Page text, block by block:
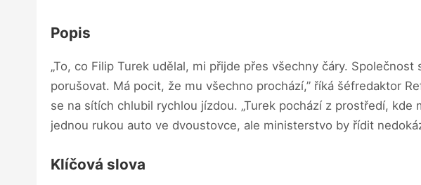
Popis
„To, co Filip Turek udělal, mi přijde přes všechny čáry.
porušovat. Má pocit, že mu všechno prochází,” říká šéfredaktor
se na sítích chlubil rychlou jízdou. „Turek pochází z prostředí,
jednou rukou auto ve dvoustovce, ale ministerstvo by řídit
Klíčová slova